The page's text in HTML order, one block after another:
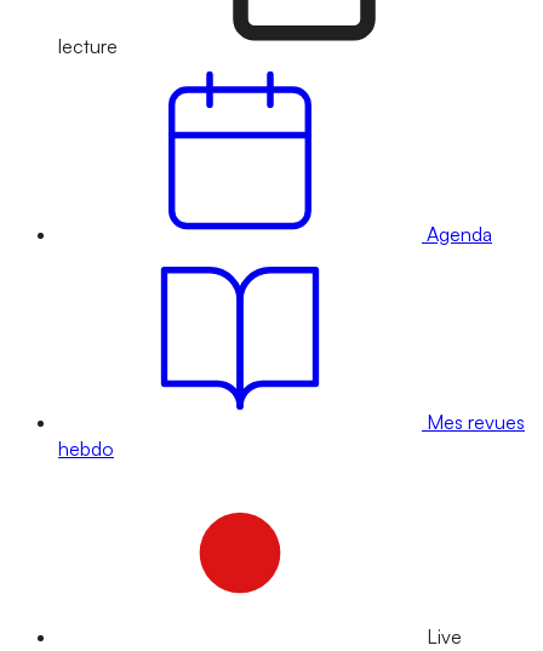
lecture
Agenda
Mes revues
hebdo
Live